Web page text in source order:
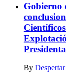
Gobierno
By